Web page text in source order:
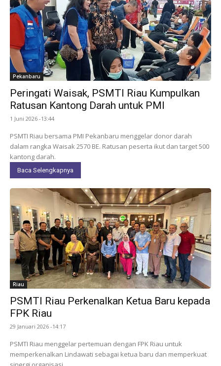
Pekanbaru
Peringati Waisak, PSMTI Riau Kumpulkan
Ratusan Kantong Darah untuk PMI
1 Juni 2026 -13:44
PSMTI Riau bersama PMI Pekanbaru menggelar donor darah
dalam rangka Waisak 2570 BE. Ratusan peserta ikut dan target 500
kantong darah.
Baca Selengkapnya
Riau
PSMTI Riau Perkenalkan Ketua Baru kepada
FPK Riau
29 Januari 2026 -14:17
PSMTI Riau menggelar pertemuan dengan FPK Riau untuk
memperkenalkan Lindawati sebagai ketua baru dan memperkuat